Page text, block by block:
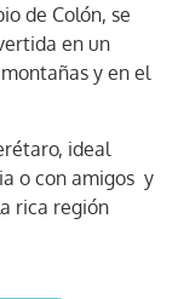
de Colón, se
en un
y en el
ideal
o con amigos y
rica región